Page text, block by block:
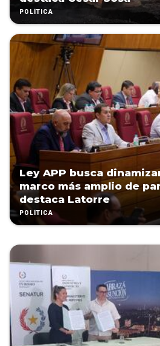
POLÍTICA
Ley APP busca
marco más amplio de
destaca Latorre
POLÍTICA